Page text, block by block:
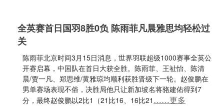
全英赛首日国羽8胜0负 陈雨菲凡晨雅思均轻松过
关
陈雨菲北京时间3月15日消息，世界羽联超级1000赛事全英公
开赛启幕，中国队在首日大获全胜。陈雨菲、王祉怡、陈清
晨/贾一凡、郑思维/黄雅琼均顺利获胜晋级下一轮。赵俊鹏在
男单赛场表现不俗，决胜局他只让新加坡名将骆建佑得到7
分，最终赵俊鹏以2比1（21比16、16比21 ……更多